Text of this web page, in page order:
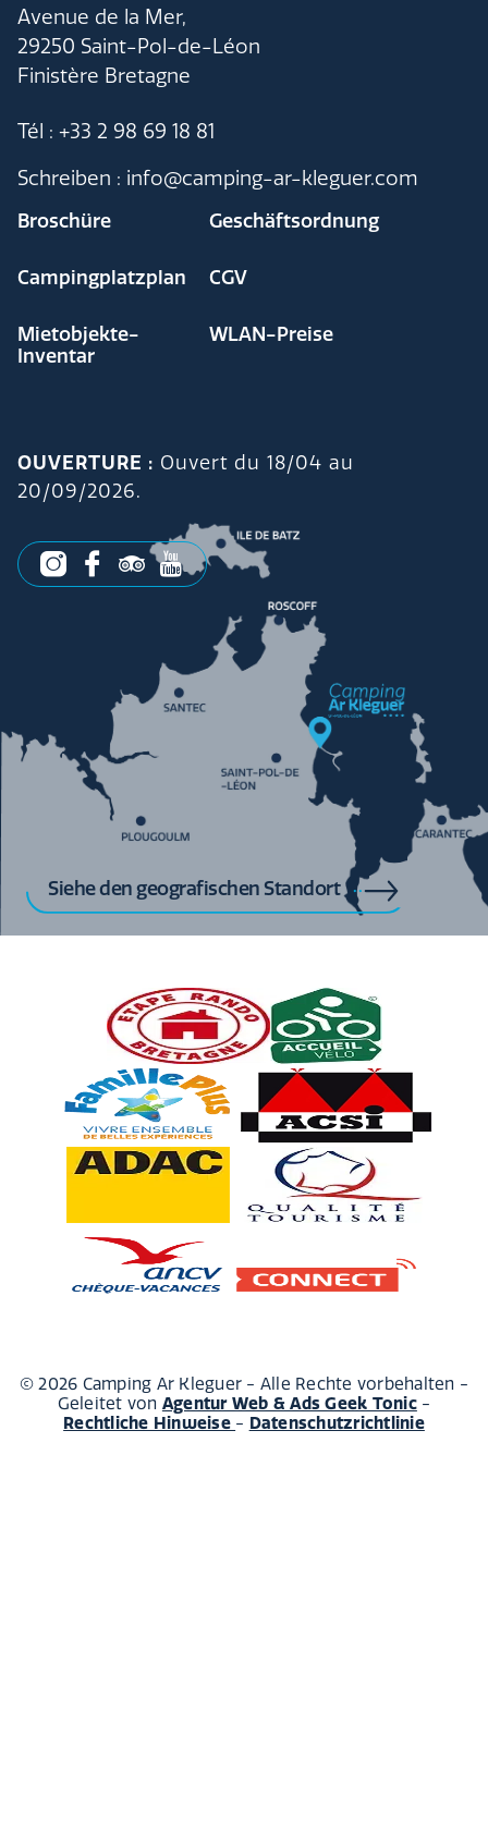
Siehe den geografischen Standort
Avenue de la Mer,
29250 Saint-Pol-de-Léon
Finistère Bretagne
Tél : +33 2 98 69 18 81
Schreiben : info@camping-ar-kleguer.com
Broschüre Geschäftsordnung
Campingplatzplan CGV
Mietobjekte-
Inventar
WLAN-Preise
OUVERTURE : Ouvert du 18/04 au
20/09/2026.
© 2026 Camping Ar Kleguer - Alle Rechte vorbehalten -
Geleitet von Agentur Web & Ads Geek Tonic-
Rechtliche Hinweise - Datenschutzrichtlinie